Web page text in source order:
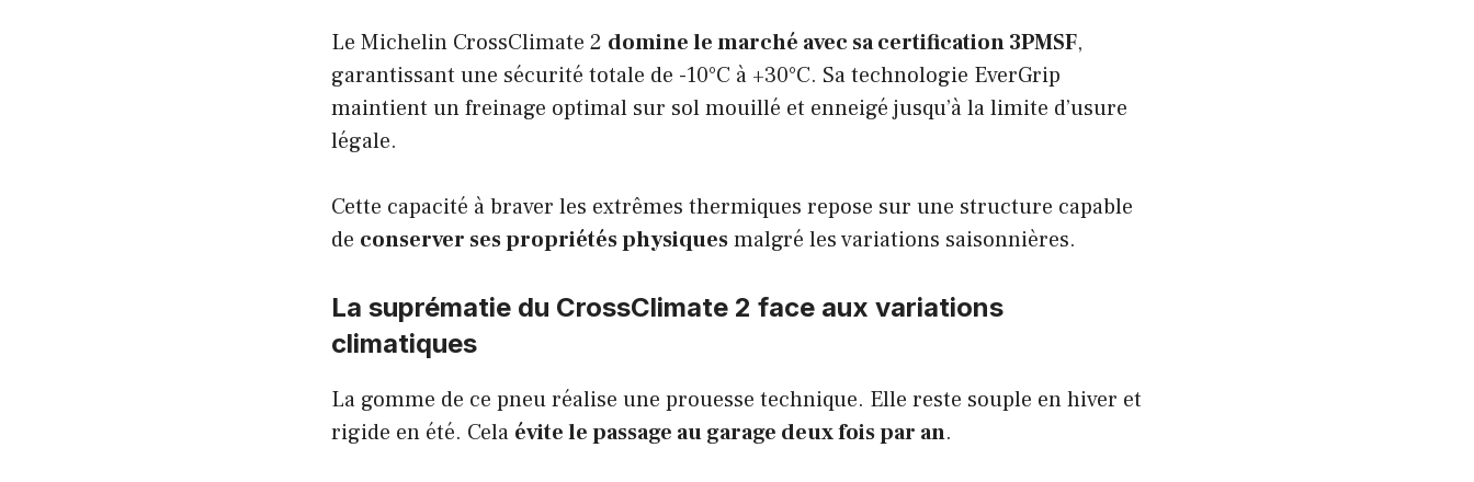
Le Michelin CrossClimate 2 domine le marché avec sa certification 3PMSF,
garantissant une sécurité totale de -10°C à +30°C. Sa technologie EverGrip
maintient un freinage optimal sur sol mouillé et enneigé jusqu’à la limite d’usure
légale.
Cette capacité à braver les extrêmes thermiques repose sur une structure capable
de conserver ses propriétés physiquesmalgré les variations saisonnières.
La suprématie du CrossClimate 2 face aux variations
climatiques
La gomme de ce pneu réalise une prouesse technique. Elle reste souple en hiver et
rigide en été. Cela évite le passage au garage deux fois par an.